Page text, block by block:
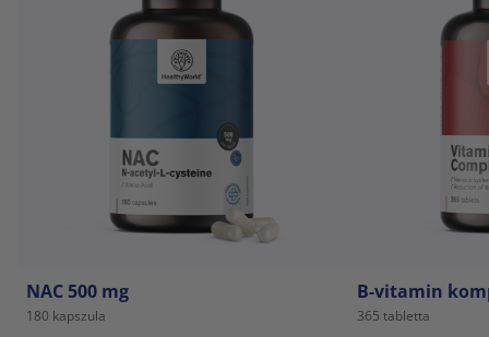
NAC 500 mg
180 kapszula
B-vitamin
365 tabletta